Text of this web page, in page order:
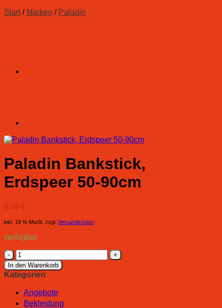
Start / Marken / Paladin
Paladin Bankstick,
Erdspeer 50-90cm
6,30 €
inkl. 19 % MwSt. zzgl. Versandkosten
verfügbar
Paladin
Bankstick,
Erdspeer
50-
90cm
Menge
In den Warenkorb
Kategorien
Angebote
Bekleidung